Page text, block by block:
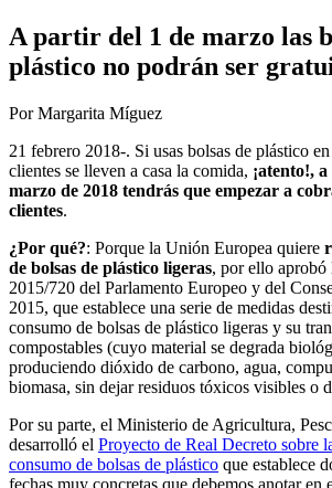
A partir del 1 de marzo las
plástico no podrán ser
Por Margarita Míguez
21 febrero 2018-. Si usas bolsas de plástico
clientes se lleven a casa la comida, ¡atento!,
marzo de 2018 tendrás que empezar a
clientes.
¿Por qué?: Porque la Unión Europea quiere
de bolsas de plástico ligeras, por ello
2015/720 del Parlamento Europeo y del
2015, que establece una serie de medidas
consumo de bolsas de plástico ligeras y su
compostables (cuyo material se degrada
produciendo dióxido de carbono, agua,
biomasa, sin dejar residuos tóxicos visibles o
Por su parte, el Ministerio de Agricultura,
desarrolló el Proyecto de Real Decreto sobre
consumo de bolsas de plástico que establece
fechas muy concretas que debemos anotar en